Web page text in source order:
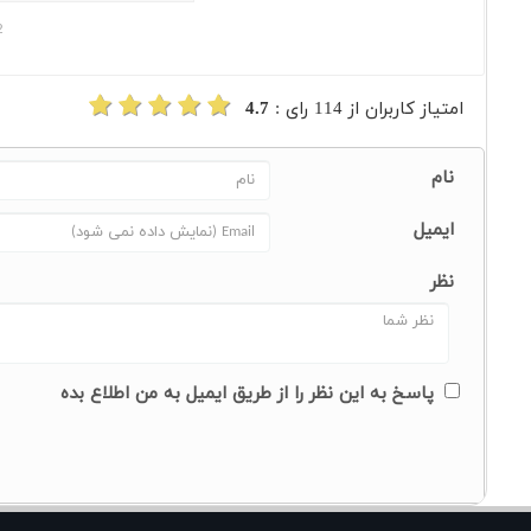
امتیاز کاربران از 114 رای : 4.7
نام
ایمیل
نظر
پاسخ به این نظر را از طریق ایمیل به من اطلاع بده